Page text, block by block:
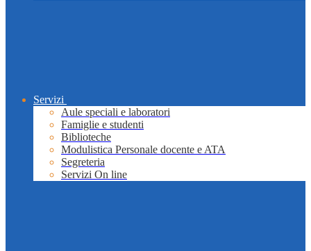
Servizi
Aule speciali e laboratori
Famiglie e studenti
Biblioteche
Modulistica Personale docente e ATA
Segreteria
Servizi On line